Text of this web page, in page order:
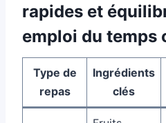
rapides et
emploi du temps
Type de
repas
Ingrédients
clés